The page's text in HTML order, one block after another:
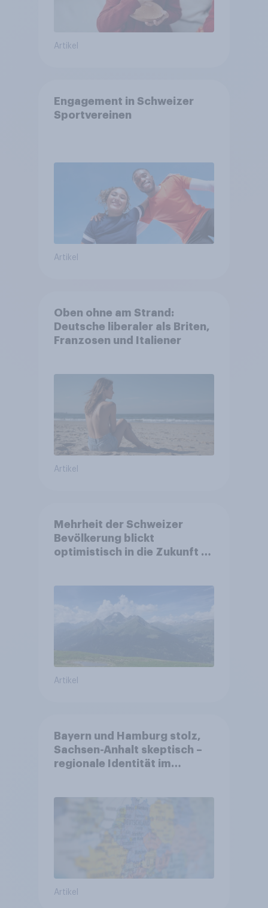
Artikel
Engagement in Schweizer
Sportvereinen
Artikel
Oben ohne am Strand:
Deutsche liberaler als Briten,
Franzosen und Italiener
Artikel
Mehrheit der Schweizer
Bevölkerung blickt
optimistisch in die Zukunft –
Altersvorsorge
Artikel
Bayern und Hamburg stolz,
Sachsen-Anhalt skeptisch –
regionale Identität im
Artikel